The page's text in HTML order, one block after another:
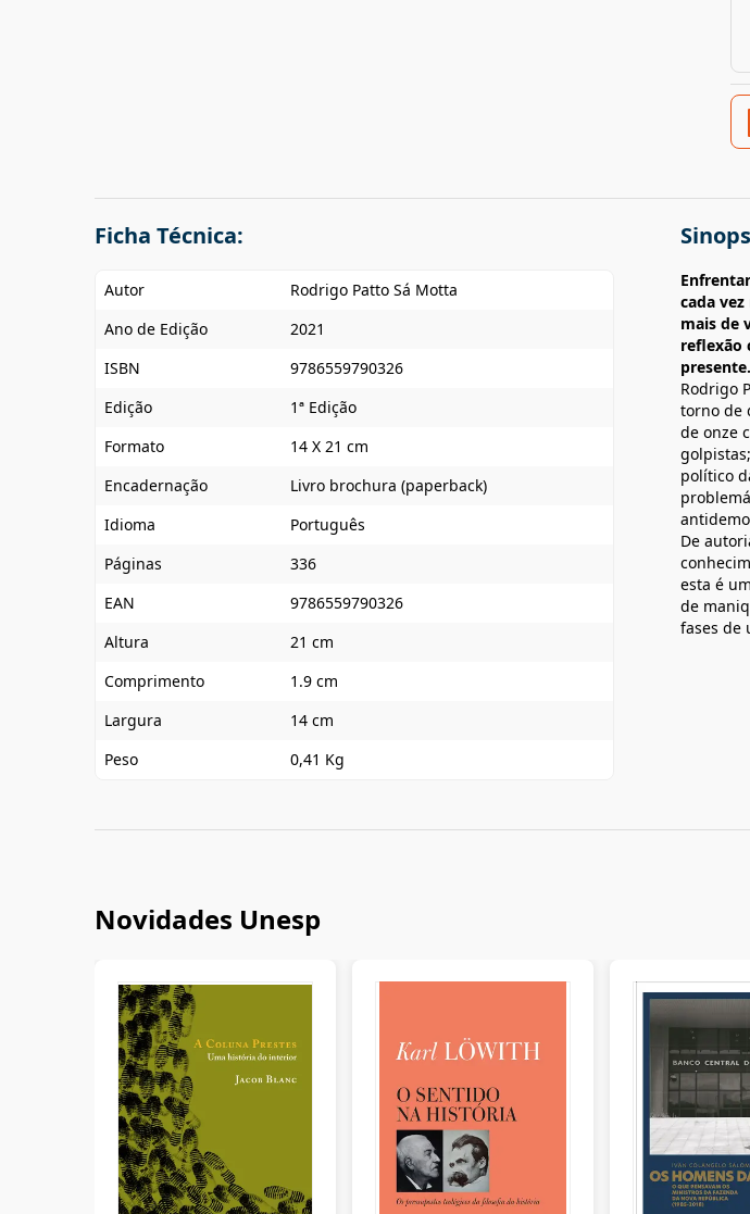
Ficha Técnica:
Autor
Rodrigo Patto Sá Motta
Ano de Edição
2021
ISBN
9786559790326
Edição
1ª Edição
Formato
14 X 21 cm
Encadernação
Livro brochura (paperback)
Idioma
Português
Páginas
336
EAN
9786559790326
Altura
21 cm
Comprimento
1.9 cm
Largura
14 cm
Peso
0,41 Kg
cada
mais de
reflexão
presente.
Rodrigo
torno de
de onze
político
De
esta é
de
fases de
Novidades Unesp